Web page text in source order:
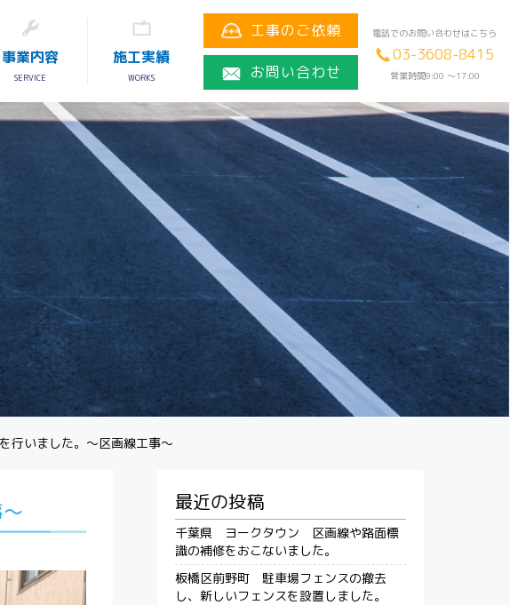
工事のご依頼
お問い合わせ
電話でのお問い合わせはこちら
03-3608-8415
営業時間9:00 〜17:00
事業内容
SERVICE
施工実績
WORKS
行いました。～区画線工事～
最近の投稿
千葉県 ヨークタウン 区画線や路面標
識の補修をおこないました。
板橋区前野町 駐車場フェンスの撤去
し、新しいフェンスを設置しました。